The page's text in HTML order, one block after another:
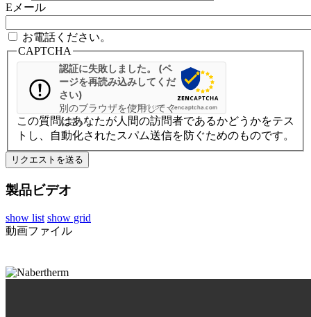
Eメール
お電話ください。
CAPTCHA
認証に失敗しました。 (ペ
ージを再読み込みしてくだ
さい)
別のブラウザを使用してく
ださい
プライバシー -Zencaptcha.com
この質問はあなたが人間の訪問者であるかどうかをテス
トし、自動化されたスパム送信を防ぐためのものです。
製品ビデオ
show list show grid
動画ファイル